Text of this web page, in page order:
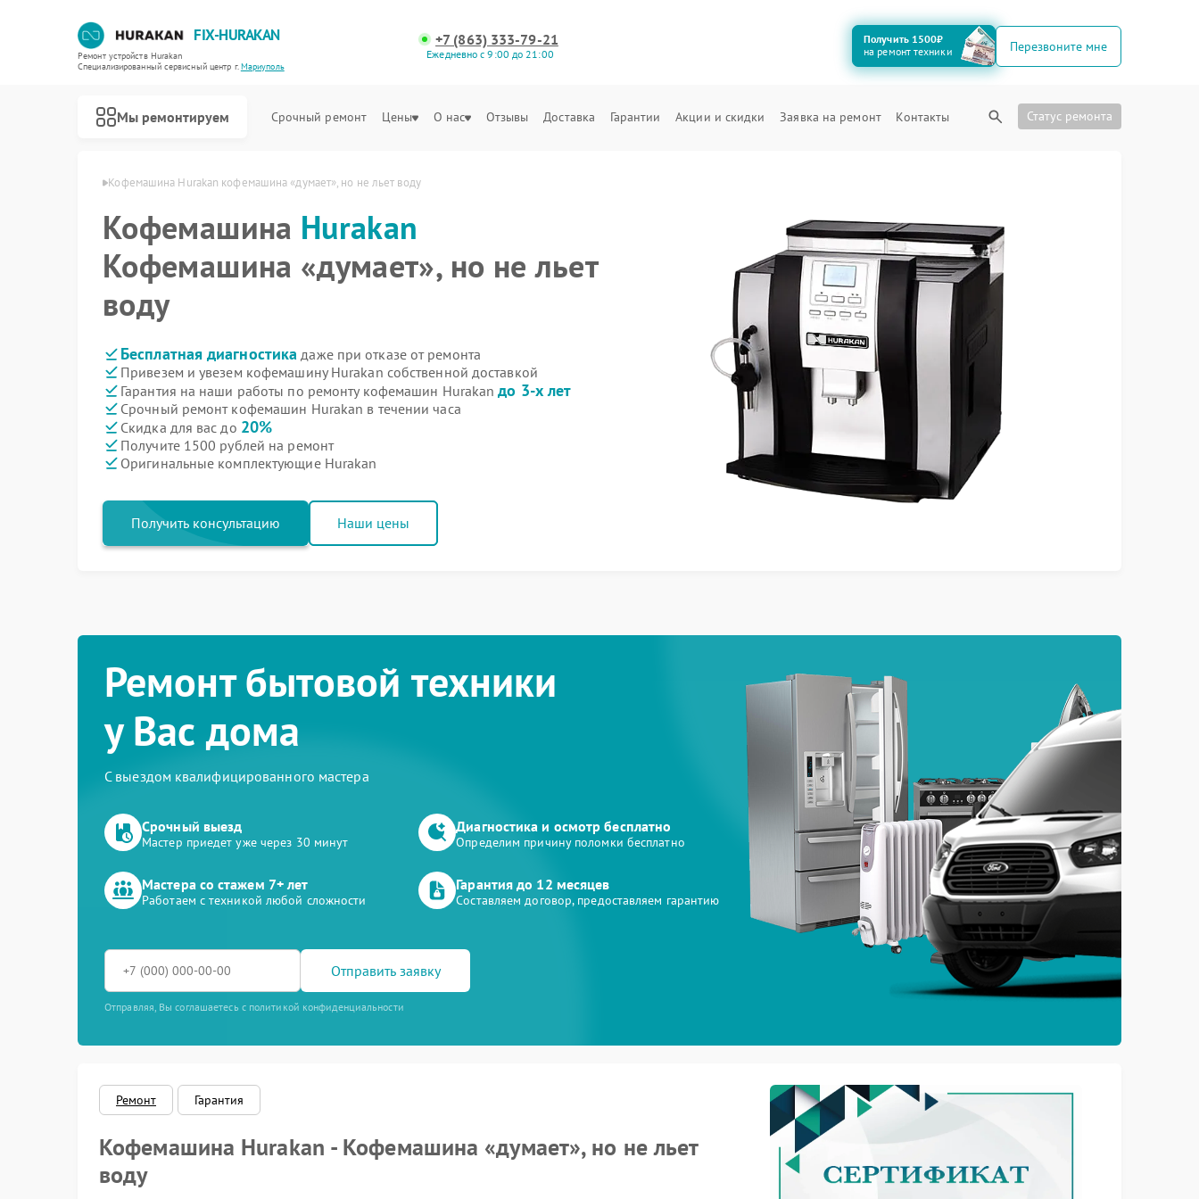
FIX-HURAKAN
Ремонт устройств Hurakan
Специализированный cервисный центр г.Мариуполь
+7 (863) 333-79-21
Ежедневно с 9:00 до 21:00
Получить 1500₽
на ремонт техники
Перезвоните мне
Мы ремонтируем Срочный ремонт Цены О нас Отзывы Доставка Гарантии Акции и скидки Заявка на ремонт Контакты Статус ремонта
в Мариуполе Кофемашина Hurakan кофемашина «думает», но не льет воду
Кофемашина Hurakan
Кофемашина «думает», но не льет
воду
Бесплатная диагностика даже при отказе от ремонта
Привезем и увезем кофемашину Hurakan собственной доставкой
Гарантия на наши работы по ремонту кофемашин Hurakanдо 3-х лет
Срочный ремонт кофемашин Hurakan в течении часа
Скидка для вас до 20%
Получите 1500 рублей на ремонт
Оригинальные комплектующие Hurakan
Получить консультацию Наши цены
Ремонт бытовой техники
у Вас дома
С выездом квалифицированного мастера
Срочный выезд
Мастер приедет уже через 30 минут
Диагностика и осмотр бесплатно
Определим причину поломки бесплатно
Мастера со стажем 7+ лет
Работаем с техникой любой сложности
Гарантия до 12 месяцев
Составляем договор, предоставляем гарантию
Отправить заявку
Отправляя, Вы соглашаетесь с политикой конфиденциальности
Ремонт Гарантия
Кофемашина Hurakan - Кофемашина «думает», но не льет
воду